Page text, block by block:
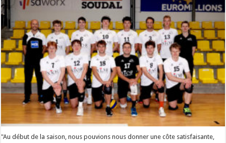
Leuven)
:
«
Il
suffit
de
se
concentrer
sur
nous-
même»
"Au début de la saison, nous pouvions nous donner une côte satisfaisante,